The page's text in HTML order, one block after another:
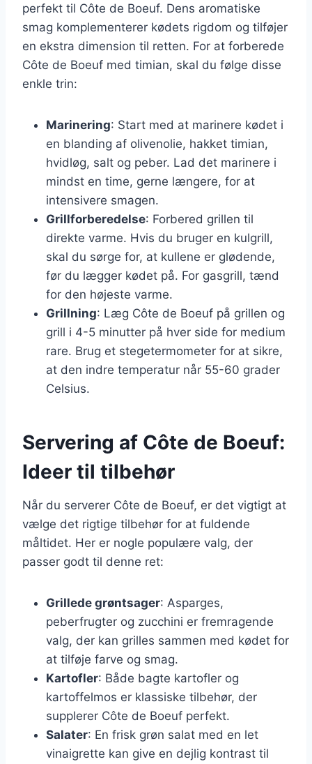
perfekt til Côte de Boeuf. Dens aromatiske
smag komplementerer kødets rigdom og tilføjer
en ekstra dimension til retten. For at forberede
Côte de Boeuf med timian, skal du følge disse
enkle trin:
Marinering: Start med at marinere kødet i
en blanding af olivenolie, hakket timian,
hvidløg, salt og peber. Lad det marinere i
mindst en time, gerne længere, for at
intensivere smagen.
Grillforberedelse: Forbered grillen til
direkte varme. Hvis du bruger en kulgrill,
skal du sørge for, at kullene er glødende,
før du lægger kødet på. For gasgrill, tænd
for den højeste varme.
Grillning: Læg Côte de Boeuf på grillen og
grill i 4-5 minutter på hver side for medium
rare. Brug et stegetermometer for at sikre,
at den indre temperatur når 55-60 grader
Celsius.
Servering af Côte de Boeuf:
Ideer til tilbehør
Når du serverer Côte de Boeuf, er det vigtigt at
vælge det rigtige tilbehør for at fuldende
måltidet. Her er nogle populære valg, der
passer godt til denne ret:
Grillede grøntsager: Asparges,
peberfrugter og zucchini er fremragende
valg, der kan grilles sammen med kødet for
at tilføje farve og smag.
Kartofler: Både bagte kartofler og
kartoffelmos er klassiske tilbehør, der
supplerer Côte de Boeuf perfekt.
Salater: En frisk grøn salat med en let
vinaigrette kan give en dejlig kontrast til